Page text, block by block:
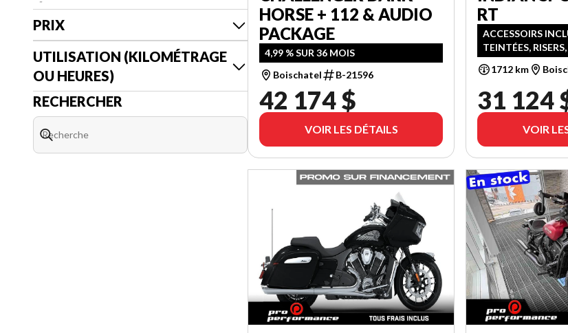
PRIX
UTILISATION (KILOMÉTRAGE
OU HEURES)
RECHERCHER
HORSE + 112 & AUDIO
PACKAGE
4,99 % SUR 36 MOIS
Boischatel
B-21596
42 174 $
VOIR LES DÉTAILS
RT
ACCESSOIRS
TEINTÉES,
ET+
1712 km
31 124
VOIR